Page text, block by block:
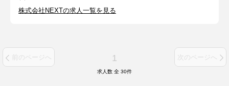
株式会社NEXTの求人一覧を見る
前のページへ 1 次のページへ
求人数 全 30件